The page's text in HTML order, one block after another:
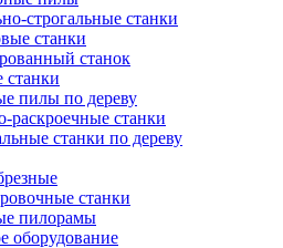
строгальные станки
станки
станок
станки
пилы по дереву
раскроечные станки
станки по дереву
станки
пилорамы
оборудование